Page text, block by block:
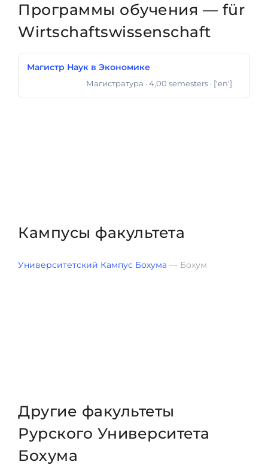
Программы обучения — für
Wirtschaftswissenschaft
Магистр Наук в Экономике
Магистратура · 4,00 semesters · ['en']
Кампусы факультета
Университетский Кампус Бохума — Бохум
Другие факультеты
Рурского Университета
Бохума